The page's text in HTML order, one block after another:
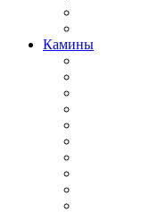
Камины